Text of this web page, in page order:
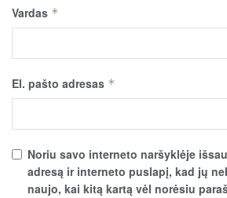
Vardas *
El. pašto adresas *
Noriu savo interneto naršyklėje
adresą ir interneto puslapį, kad jų
naujo, kai kitą kartą vėl norėsiu